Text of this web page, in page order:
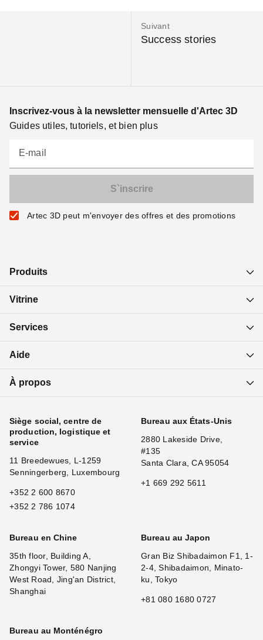
Suivant
Success stories
Inscrivez-vous à la newsletter mensuelle d'Artec 3D
Guides utiles, tutoriels, et bien plus
E-mail
Artec 3D peut m'envoyer des offres et des promotions
Produits
Vitrine
Services
Aide
À propos
Siège social, centre de
production, logistique et
service
11 Breedewues, L-1259
Senningerberg, Luxembourg
+352 2 600 8670
+352 2 786 1074
Bureau aux États-Unis
2880 Lakeside Drive,
#135
Santa Clara, CA 95054
+1 669 292 5611
Bureau en Chine
35th floor, Building A,
Zhongyi Tower, 580 Nanjing
West Road, Jing'an District,
Shanghai
Bureau au Japon
Gran Biz Shibadaimon F1, 1-
2-4, Shibadaimon, Minato-
ku, Tokyo
+81 080 1680 0727
Bureau au Monténégro